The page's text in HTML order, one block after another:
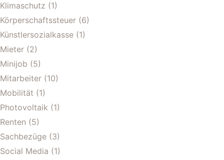
Klimaschutz (1)
Körperschaftssteuer (6)
Künstlersozialkasse (1)
Mieter (2)
Minijob (5)
Mitarbeiter (10)
Mobilität (1)
Photovoltaik (1)
Renten (5)
Sachbezüge (3)
Social Media (1)